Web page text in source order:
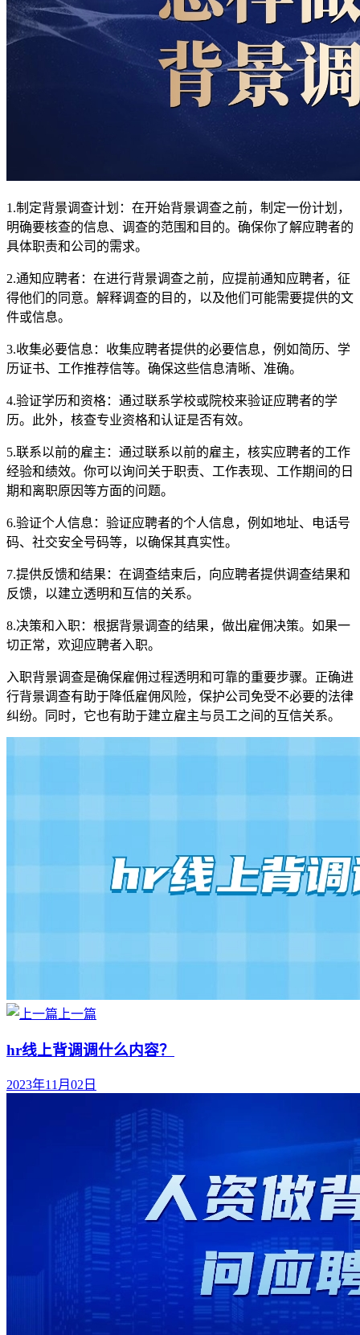
1.制定背景调查计划：在开始背景调查之前，制定一份计划，
明确要核查的信息、调查的范围和目的。确保你了解应聘者的
具体职责和公司的需求。
2.通知应聘者：在进行背景调查之前，应提前通知应聘者，征
得他们的同意。解释调查的目的，以及他们可能需要提供的文
件或信息。
3.收集必要信息：收集应聘者提供的必要信息，例如简历、学
历证书、工作推荐信等。确保这些信息清晰、准确。
4.验证学历和资格：通过联系学校或院校来验证应聘者的学
历。此外，核查专业资格和认证是否有效。
5.联系以前的雇主：通过联系以前的雇主，核实应聘者的工作
经验和绩效。你可以询问关于职责、工作表现、工作期间的日
期和离职原因等方面的问题。
6.验证个人信息：验证应聘者的个人信息，例如地址、电话号
码、社交安全号码等，以确保其真实性。
7.提供反馈和结果：在调查结束后，向应聘者提供调查结果和
反馈，以建立透明和互信的关系。
8.决策和入职：根据背景调查的结果，做出雇佣决策。如果一
切正常，欢迎应聘者入职。
入职背景调查是确保雇佣过程透明和可靠的重要步骤。正确进
行背景调查有助于降低雇佣风险，保护公司免受不必要的法律
纠纷。同时，它也有助于建立雇主与员工之间的互信关系。
上一篇
hr线上背调调什么内容？
2023年11月02日